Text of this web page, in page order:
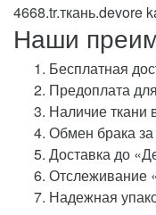
4668.tr.ткань.devore
Наши
Бесплатная
Предоплата
Наличие ткани
Обмен брака
Доставка до
Отслеживание
Надежная